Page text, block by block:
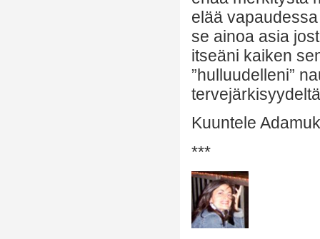
elää
se ainoa asia
itseäni kaiken
”hulluudelleni”
Kuuntele
***